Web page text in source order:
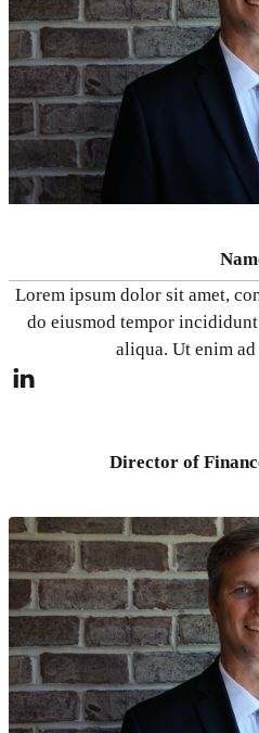
Lorem ipsum dolor sit amet,
do eiusmod tempor
aliqua. Ut enim
Director of